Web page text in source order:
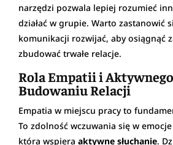
narzędzi pozwala lepiej rozumieć
działać w grupie. Warto zastanowić
komunikacji rozwijać, aby osiągnąć
zbudować trwałe relacje.
Rola Empatii i
Budowaniu Relacji
Empatia w miejscu pracy to
To zdolność wczuwania się w
która wspiera aktywne słuchanie.